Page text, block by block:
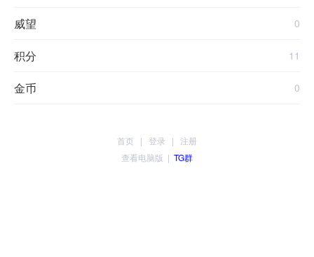
威望 0
积分 11
金币 0
首页 | 登录 | 注册
查看电脑版 | TG群